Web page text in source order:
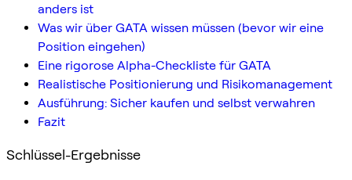
anders ist
Was wir über GATA wissen müssen (bevor wir eine
Position eingehen)
Eine rigorose Alpha-Checkliste für GATA
Realistische Positionierung und Risikomanagement
Ausführung: Sicher kaufen und selbst verwahren
Fazit
Schlüssel-Ergebnisse